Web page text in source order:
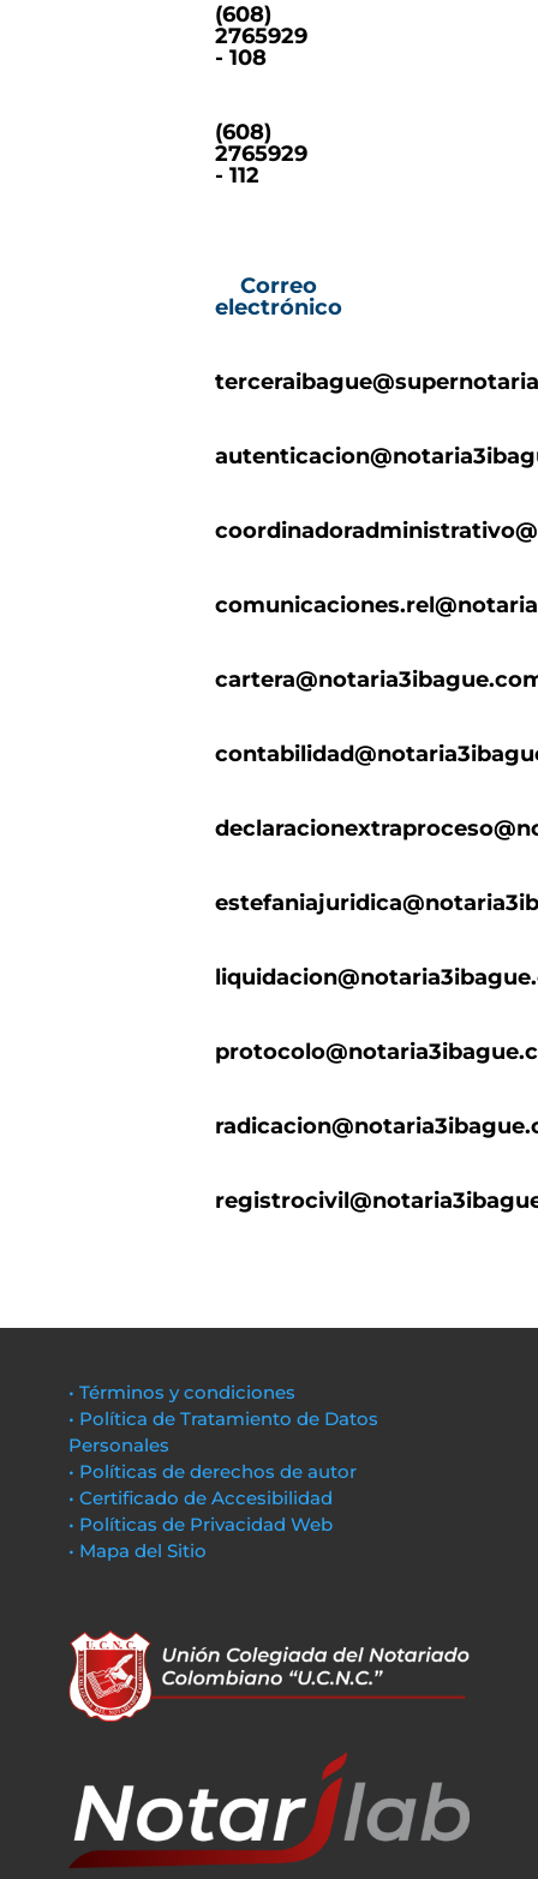
(608)
2765929
- 108
(608)
2765929
- 112
Correo
electrónico
• Términos y condiciones
• Política de Tratamiento de Datos
Personales
• Políticas de derechos de autor
• Certificado de Accesibilidad
• Políticas de Privacidad Web
• Mapa del Sitio